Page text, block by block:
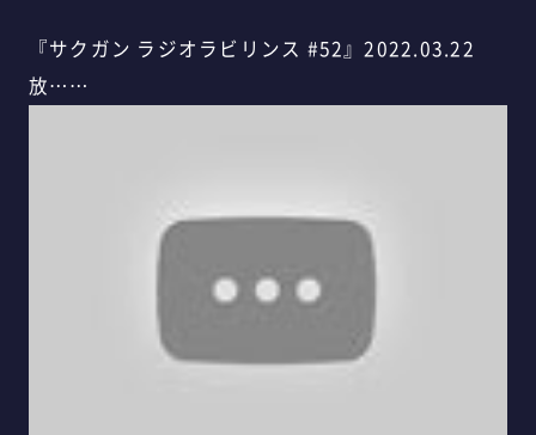
『サクガン ラジオラビリンス #52』2022.03.22
放……